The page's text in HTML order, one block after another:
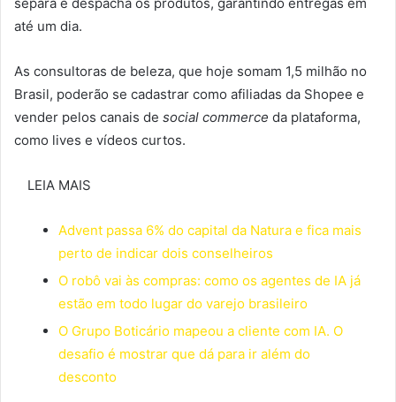
até um dia.
As consultoras de beleza, que hoje somam 1,5 milhão no
Brasil, poderão se cadastrar como afiliadas da Shopee e
vender pelos canais de social commerce da plataforma,
como lives e vídeos curtos.
LEIA MAIS
Advent passa 6% do capital da Natura e fica mais
perto de indicar dois conselheiros
O robô vai às compras: como os agentes de IA já
estão em todo lugar do varejo brasileiro
O Grupo Boticário mapeou a cliente com IA. O
desafio é mostrar que dá para ir além do
desconto